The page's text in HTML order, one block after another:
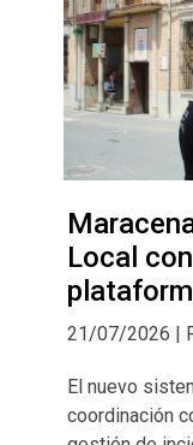
Local
21/07/2026 |
El nuevo
coordinación